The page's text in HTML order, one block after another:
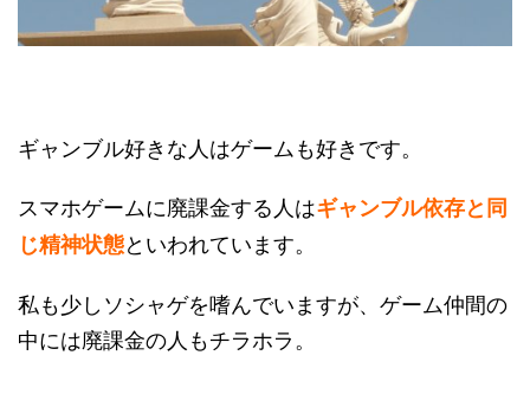
ギャンブル好きな人はゲームも好きです。
スマホゲームに廃課金する人はギャンブル依存と同
じ精神状態といわれています。
私も少しソシャゲを嗜んでいますが、ゲーム仲間の
中には廃課金の人もチラホラ。